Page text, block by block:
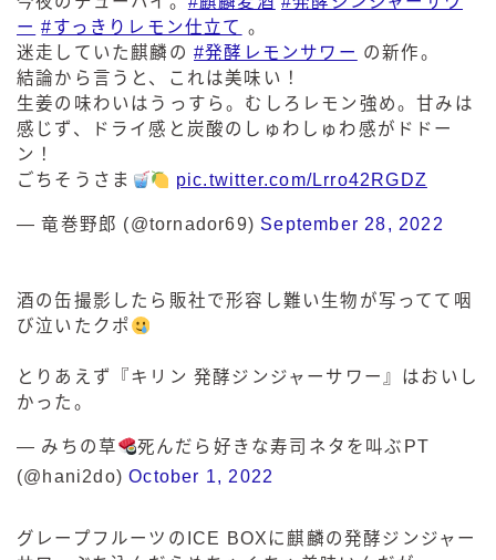
ー #すっきりレモン仕立て 。
迷走していた麒麟の #発酵レモンサワー の新作。
結論から言うと、これは美味い！
生姜の味わいはうっすら。むしろレモン強め。甘みは
感じず、ドライ感と炭酸のしゅわしゅわ感がドドー
ン！
ごちそうさま
pic.twitter.com/Lrro42RGDZ
— 竜巻野郎 (@tornador69) September 28, 2022
酒の缶撮影したら販社で形容し難い生物が写ってて咽
び泣いたクポ
とりあえず『キリン 発酵ジンジャーサワー』はおいし
かった。
— みちの草
死んだら好きな寿司ネタを叫ぶPT
(@hani2do)October 1, 2022
グレープフルーツのICE BOXに麒麟の発酵ジンジャー